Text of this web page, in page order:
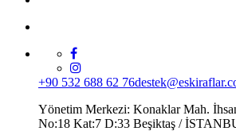
+90 532 688 62 76
Yönetim Merkezi: Konaklar Mah.
No:18 Kat:7 D:33 Beşiktaş /